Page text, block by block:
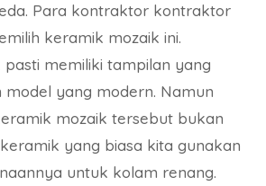
Para kontraktor kontraktor
keramik mozaik ini.
memiliki tampilan yang
model yang modern. Namun
mozaik tersebut bukan
yang biasa kita gunakan
untuk kolam renang.